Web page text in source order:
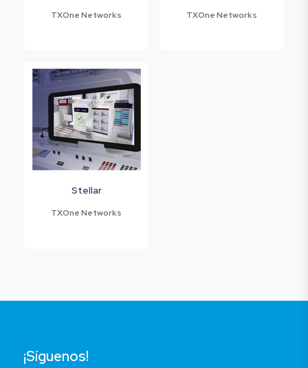
TXOne Networks TXOne Networks
Stellar
TXOne Networks
¡Síguenos!